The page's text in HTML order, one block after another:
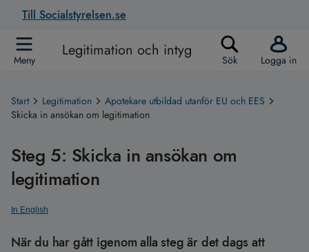
Till Socialstyrelsen.se
Meny Legitimation och intyg Sök Logga in
Start Legitimation
Apotekare utbildad utanför EU och EES
Skicka in ansökan om legitimation
Steg 5: Skicka in ansökan om
legitimation
In English
När du har gått igenom alla steg är det dags att